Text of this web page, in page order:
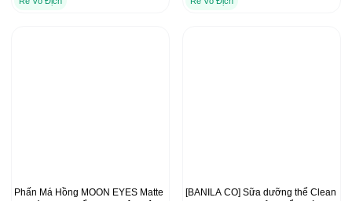
Phấn Má Hồng MOON EYES Matte
[BANILA CO] Sữa dưỡng thể Clean